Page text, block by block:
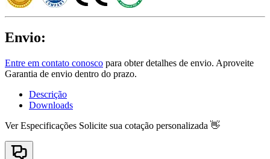
Envio:
Entre em contato conosco para obter detalhes de envio. Aproveite
Garantia de envio dentro do prazo.
Descrição
Downloads
Ver Especificações Solicite sua cotação personalizada 👋